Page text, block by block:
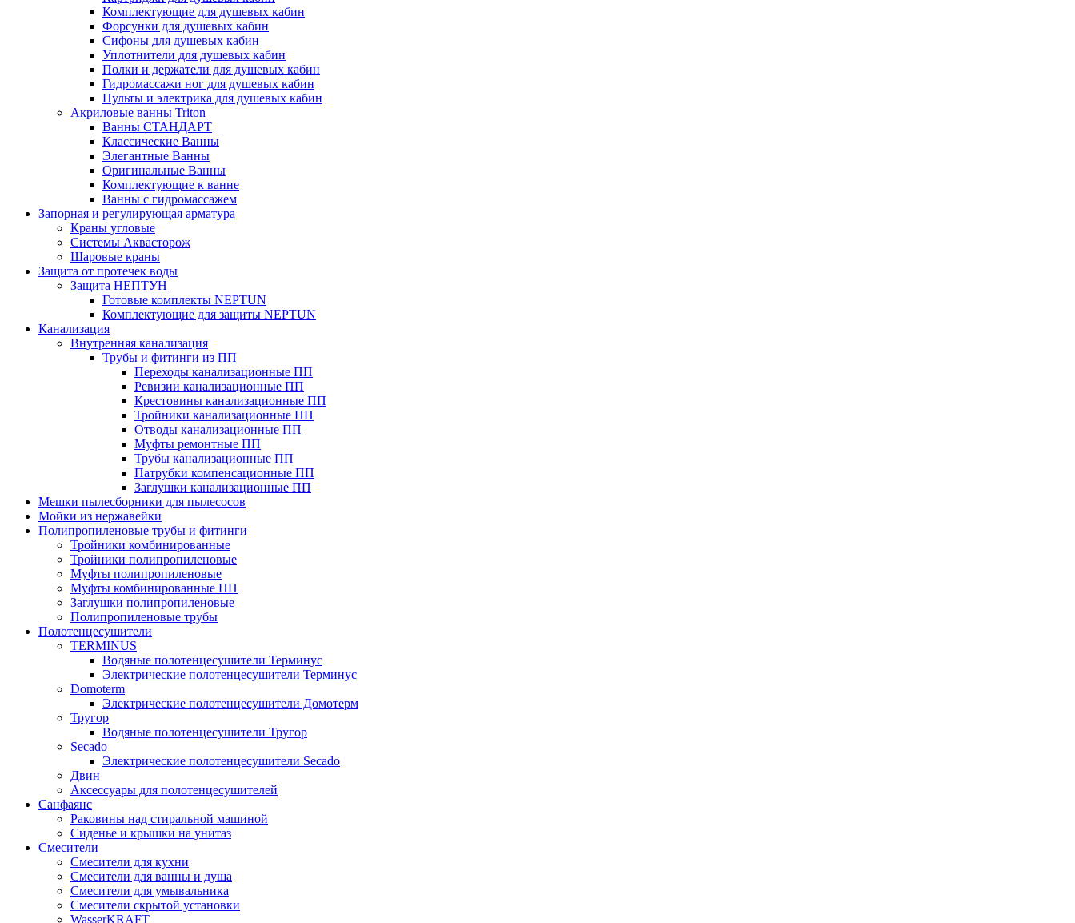
Комплектующие для душевых кабин
Форсунки для душевых кабин
Сифоны для душевых кабин
Уплотнители для душевых кабин
Полки и держатели для душевых кабин
Гидромассажи ног для душевых кабин
Пульты и электрика для душевых кабин
Акриловые ванны Triton
Ванны СТАНДАРТ
Классические Ванны
Элегантные Ванны
Оригинальные Ванны
Комплектующие к ванне
Ванны с гидромассажем
Запорная и регулирующая арматура
Краны угловые
Системы Аквасторож
Шаровые краны
Защита от протечек воды
Защита НЕПТУН
Готовые комплекты NEPTUN
Комплектующие для защиты NEPTUN
Канализация
Внутренняя канализация
Трубы и фитинги из ПП
Переходы канализационные ПП
Ревизии канализационные ПП
Крестовины канализационные ПП
Тройники канализационные ПП
Отводы канализационные ПП
Муфты ремонтные ПП
Трубы канализационные ПП
Патрубки компенсационные ПП
Заглушки канализационные ПП
Мешки пылесборники для пылесосов
Мойки из нержавейки
Полипропиленовые трубы и фитинги
Тройники комбинированные
Тройники полипропиленовые
Муфты полипропиленовые
Муфты комбинированные ПП
Заглушки полипропиленовые
Полипропиленовые трубы
Полотенцесушители
TERMINUS
Водяные полотенцесушители Терминус
Электрические полотенцесушители Терминус
Domoterm
Электрические полотенцесушители Домотерм
Тругор
Водяные полотенцесушители Тругор
Secado
Электрические полотенцесушители Secado
Двин
Аксессуары для полотенцесушителей
Санфаянс
Раковины над стиральной машиной
Сиденье и крышки на унитаз
Смесители
Смесители для кухни
Смесители для ванны и душа
Смесители для умывальника
Смесители скрытой установки
WasserKRAFT